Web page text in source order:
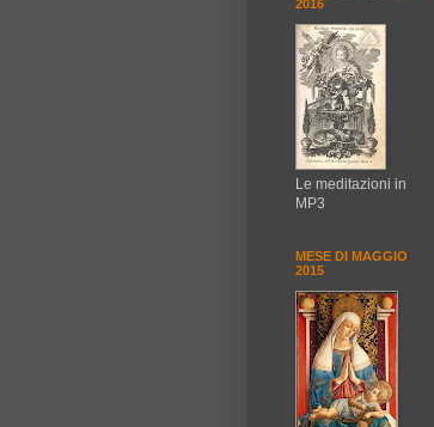
2016
Le meditazioni in
MP3
MESE DI MAGGIO
2015